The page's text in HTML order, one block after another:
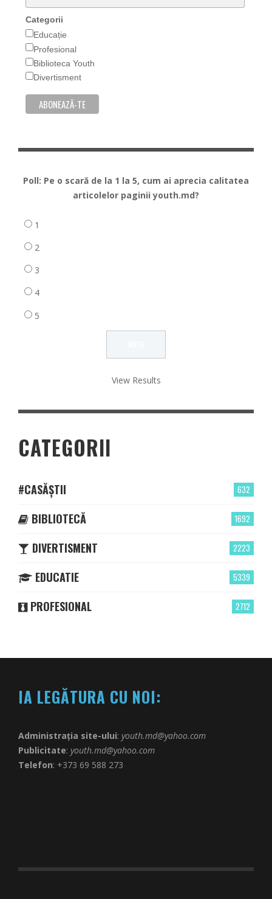
Categorii
Educație
Profesional
Biblioteca Youth
Divertisment
Poll: Pe o scară de la 1 la 5, cum ai aprecia calitatea
articolelor paginii youth.md?
1
2
3
4
5
View Results
CATEGORII
632
#CASĂȘTII
1692
BIBLIOTECĂ
2223
DIVERTISMENT
5339
EDUCATIE
2712
PROFESIONAL
IA LEGĂTURA CU NOI:
Administrația site-ului: youth.md@yahoo.com
Publicitate: youth.md@yahoo.com
Telefon: +373 69 588 273